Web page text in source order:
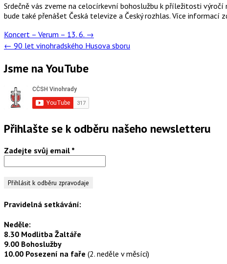
Srdečně vás zveme na celocírkevní bohoslužbu k příležitosti výročí
bude také přenášet Česká televize a Český rozhlas. Více informací
Post
navigation
Koncert – Verum – 13. 6. →
← 90 let vinohradského Husova sboru
Jsme na YouTube
Přihlašte se k odběru našeho newsletteru
Zadejte svůj email *
Pravidelná setkávání:
Neděle:
8.30 Modlitba Žaltáře
9.00 Bohoslužby
10.00 Posezení na faře (2. neděle v měsíci)